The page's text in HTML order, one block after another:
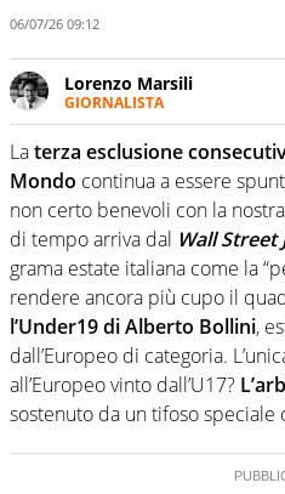
06/07/26 09:12
Lorenzo Marsili
GIORNALISTA
Giornalista pubblicista,
delle anime video del
evento e lo fa come pochi
Laterza esclusione
Mondo continua a essere
non certo benevoli con la
di tempo arriva dal Wall Street
grama estate italiana come la
rendere ancora più cupo il
l’Under19 di Alberto Bollini,
dall’Europeo di categoria.
all’Europeo vinto dall’U17?
sostenuto da un tifoso speciale